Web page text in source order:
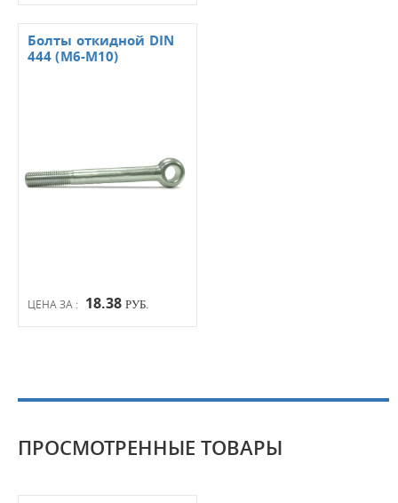
ЦЕНА ЗА : 18.38 РУБ.
Болты откидной DIN
444 (М6-М10)
ПРОСМОТРЕННЫЕ ТОВАРЫ